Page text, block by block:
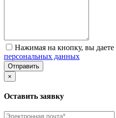
Нажимая на кнопку, вы даете
персональных данных
Отправить
×
Оставить заявку